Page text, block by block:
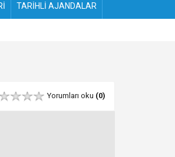
TARİHLİ AJANDALAR
Yorumları oku (0)